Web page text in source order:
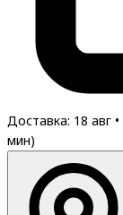
Доставка: 18 авг •
мин)